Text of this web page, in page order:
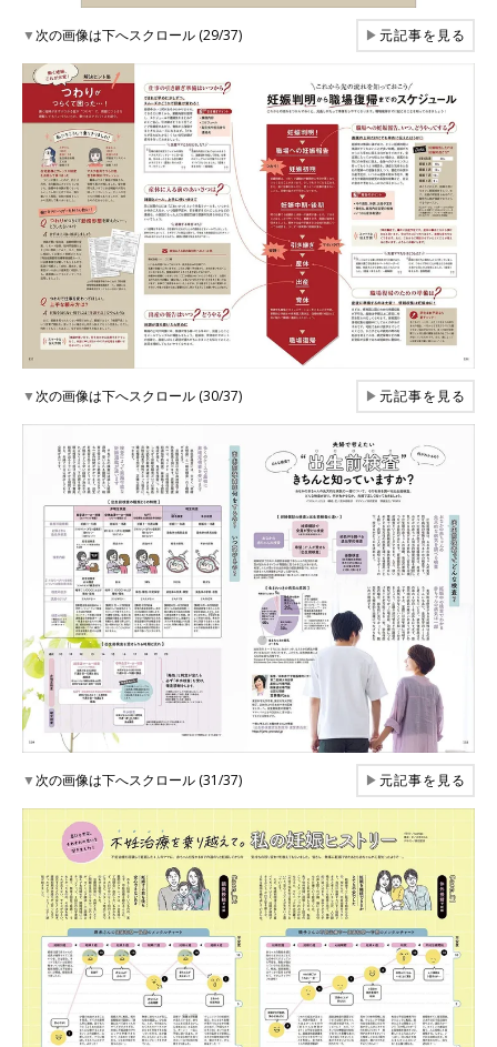
▼次の画像は下へスクロール (29/37) ▶元記事を見る
▼次の画像は下へスクロール (30/37) ▶元記事を見る
▼次の画像は下へスクロール (31/37) ▶元記事を見る